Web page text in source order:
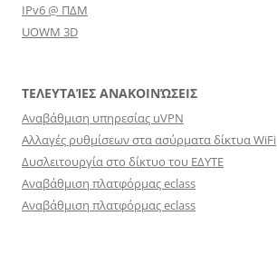
IPv6 @ ΠΔΜ
UOWM 3D
ΤΕΛΕΥΤΑΊΕΣ ΑΝΑΚΟΙΝΏΣΕΙΣ
Αναβάθμιση υπηρεσίας uVPN
Αλλαγές ρυθμίσεων στα ασύρματα δίκτυα WiFi
Δυσλειτουργία στο δίκτυο του ΕΔΥΤΕ
Αναβάθμιση πλατφόρμας eclass
Αναβάθμιση πλατφόρμας eclass